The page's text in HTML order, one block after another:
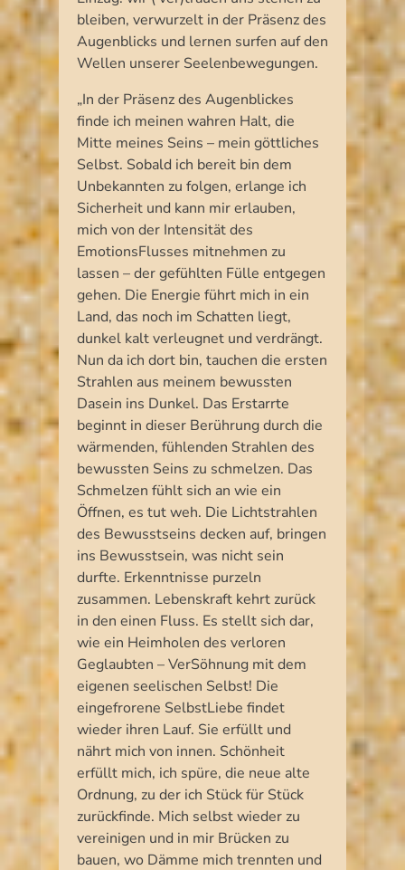
bleiben, verwurzelt in der Präsenz des
Augenblicks und lernen surfen auf den
Wellen unserer Seelenbewegungen.
„In der Präsenz des Augenblickes
finde ich meinen wahren Halt, die
Mitte meines Seins – mein göttliches
Selbst. Sobald ich bereit bin dem
Unbekannten zu folgen, erlange ich
Sicherheit und kann mir erlauben,
mich von der Intensität des
EmotionsFlusses mitnehmen zu
lassen – der gefühlten Fülle entgegen
gehen. Die Energie führt mich in ein
Land, das noch im Schatten liegt,
dunkel kalt verleugnet und verdrängt.
Nun da ich dort bin, tauchen die ersten
Strahlen aus meinem bewussten
Dasein ins Dunkel. Das Erstarrte
beginnt in dieser Berührung durch die
wärmenden, fühlenden Strahlen des
bewussten Seins zu schmelzen. Das
Schmelzen fühlt sich an wie ein
Öffnen, es tut weh. Die Lichtstrahlen
des Bewusstseins decken auf, bringen
ins Bewusstsein, was nicht sein
durfte. Erkenntnisse purzeln
zusammen. Lebenskraft kehrt zurück
in den einen Fluss. Es stellt sich dar,
wie ein Heimholen des verloren
Geglaubten – VerSöhnung mit dem
eigenen seelischen Selbst! Die
eingefrorene SelbstLiebe findet
wieder ihren Lauf. Sie erfüllt und
nährt mich von innen. Schönheit
erfüllt mich, ich spüre, die neue alte
Ordnung, zu der ich Stück für Stück
zurückfinde. Mich selbst wieder zu
vereinigen und in mir Brücken zu
bauen, wo Dämme mich trennten und